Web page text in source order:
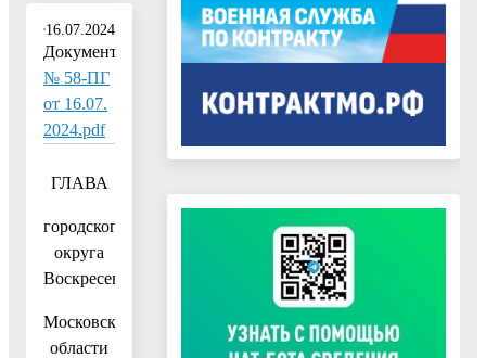
16.07.2024
Документ:
№ 58-ПГ
от 16.07.
2024.pdf
ГЛАВА
городского
округа
Воскресенск
Московской
области